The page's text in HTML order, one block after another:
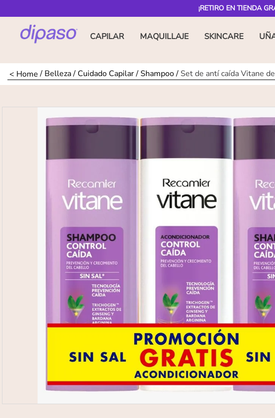
¡RETIRO EN TIENDA
CAPILAR MAQUILLAJE SKINCARE
Belleza Cuidado Capilar Shampoo Set de antí caída Vitane